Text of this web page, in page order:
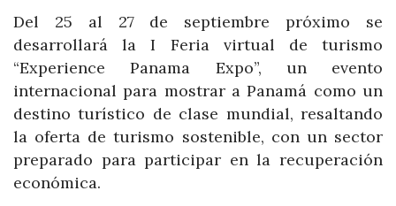
Del 25 al 27 de septiembre próximo se
desarrollará la I Feria virtual de turismo
“Experience Panama Expo”, un evento
internacional para mostrar a Panamá como un
destino turístico de clase mundial, resaltando
la oferta de turismo sostenible, con un sector
preparado para participar en la recuperación
económica.